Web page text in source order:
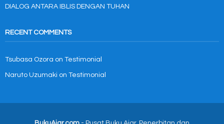
DIALOG ANTARA IBLIS DENGAN TUHAN
RECENT COMMENTS
Tsubasa Ozora on Testimonial
Naruto Uzumaki on Testimonial